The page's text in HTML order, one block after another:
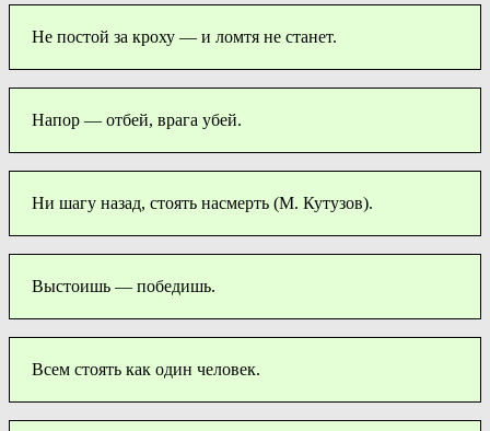
Не постой за кроху — и ломтя не станет.
Напор — отбей, врага убей.
Ни шагу назад, стоять насмерть (М. Кутузов).
Выстоишь — победишь.
Всем стоять как один человек.